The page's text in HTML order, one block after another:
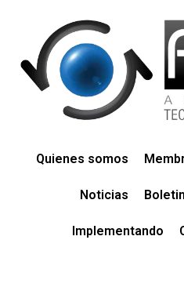
Quienes somos
Noticias Boletin
Implementando